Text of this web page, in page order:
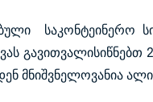
საკონტეინერო
მნიშვნელოვანია